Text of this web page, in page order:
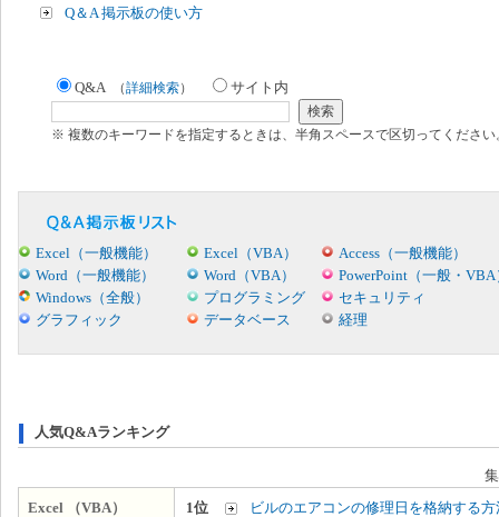
Q＆A 掲示板の使い方
Q&A （詳細検索） サイト内
※ 複数のキーワードを指定するときは、半角スペースで区切ってください
Excel（一般機能） Excel（VBA）
Access（一般機能）
Word（一般機能）
Word（VBA）
PowerPoint（一般・VBA
Windows（全般）
プログラミング
セキュリティ
グラフィック
データベース 経理
人気Q&Aランキング
Excel （VBA）
1位 ビルのエアコンの修理日を格納する方